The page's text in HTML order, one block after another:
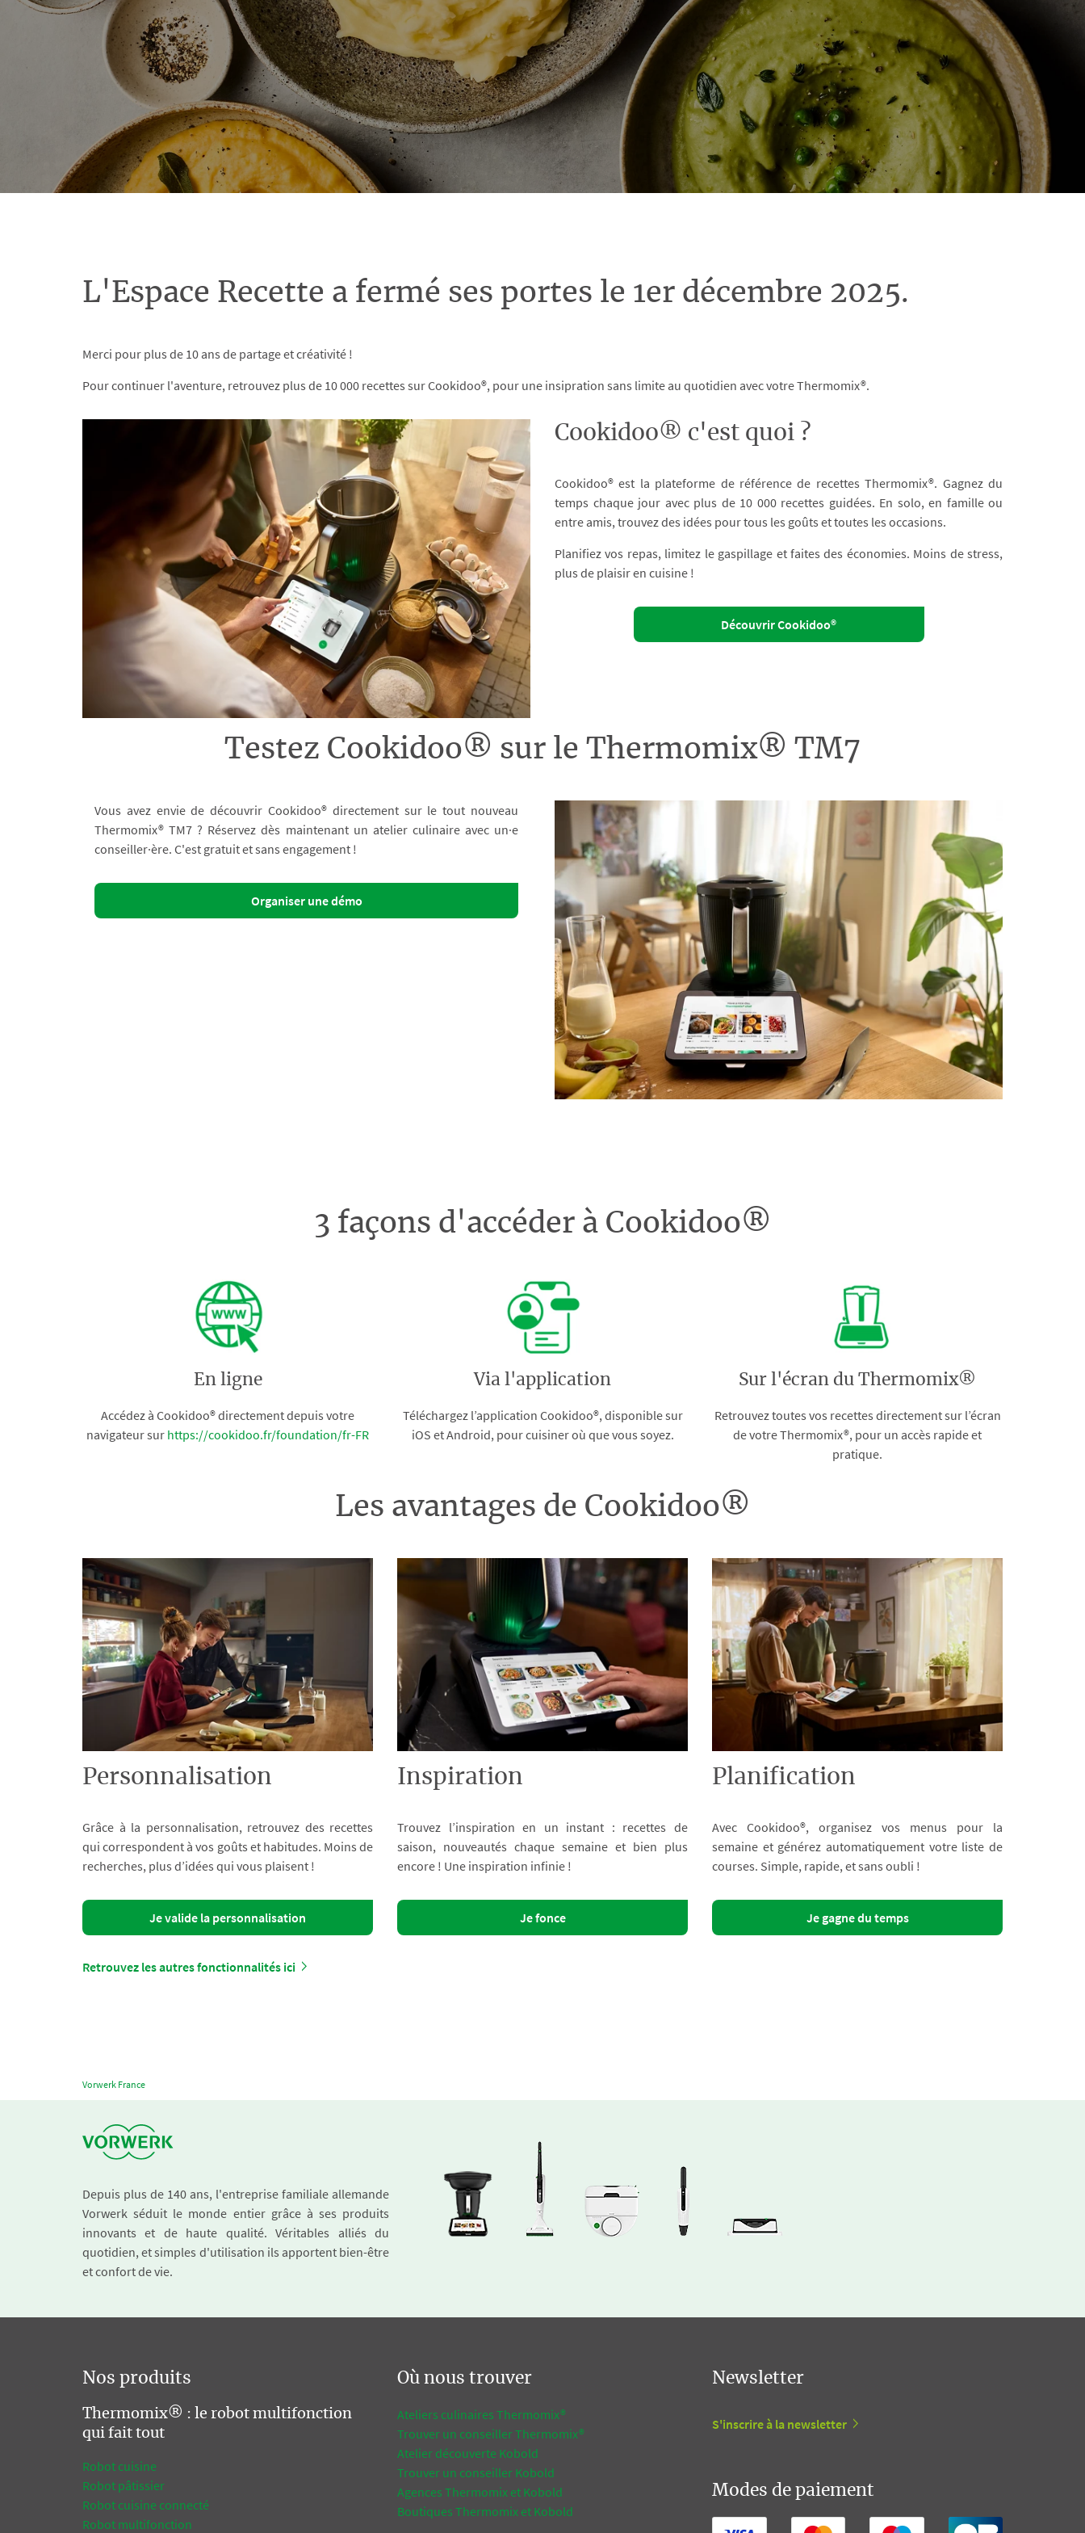
L'Espace Recette a fermé ses portes le 1er décembre 2025.
Merci pour plus de 10 ans de partage et créativité !
Pour continuer l'aventure, retrouvez plus de 10 000 recettes sur Cookidoo®, pour une insipration sans limite au quotidien avec votre Thermomix®.
Cookidoo® c'est quoi ?
Cookidoo® est la plateforme de référence de recettes Thermomix®. Gagnez du
temps chaque jour avec plus de 10 000 recettes guidées. En solo, en famille ou
entre amis, trouvez des idées pour tous les goûts et toutes les occasions.
Planifiez vos repas, limitez le gaspillage et faites des économies. Moins de stress,
plus de plaisir en cuisine !
Découvrir Cookidoo®
Testez Cookidoo® sur le Thermomix® TM7
Vous avez envie de découvrir Cookidoo® directement sur le tout nouveau
Thermomix® TM7 ? Réservez dès maintenant un atelier culinaire avec un·e
conseiller·ère. C'est gratuit et sans engagement !
Organiser une démo
3 façons d'accéder à Cookidoo®
En ligne
Accédez à Cookidoo® directement depuis votre
navigateur sur https://cookidoo.fr/foundation/fr-FR
Via l'application
Téléchargez l’application Cookidoo®, disponible sur
iOS et Android, pour cuisiner où que vous soyez.
Sur l'écran du Thermomix®
Retrouvez toutes vos recettes directement sur l’écran
de votre Thermomix®, pour un accès rapide et
pratique.
Les avantages de Cookidoo®
Personnalisation
Grâce à la personnalisation, retrouvez des recettes
qui correspondent à vos goûts et habitudes. Moins de
recherches, plus d’idées qui vous plaisent !
Je valide la personnalisation
Inspiration
Trouvez l’inspiration en un instant : recettes de
saison, nouveautés chaque semaine et bien plus
encore ! Une inspiration infinie !
Je fonce
Planification
Avec Cookidoo®, organisez vos menus pour la
semaine et générez automatiquement votre liste de
courses. Simple, rapide, et sans oubli !
Je gagne du temps
Retrouvez les autres fonctionnalités ici
Vorwerk France
Depuis plus de 140 ans, l'entreprise familiale allemande
Vorwerk séduit le monde entier grâce à ses produits
innovants et de haute qualité. Véritables alliés du
quotidien, et simples d'utilisation ils apportent bien-être
et confort de vie.
Nos produits
Thermomix® : le robot multifonction
qui fait tout
Robot cuisine
Robot pâtissier
Robot cuisine connecté
Robot multifonction
Où nous trouver
Ateliers culinaires Thermomix®
Trouver un conseiller Thermomix®
Atelier découverte Kobold
Trouver un conseiller Kobold
Agences Thermomix et Kobold
Boutiques Thermomix et Kobold
Newsletter
S'inscrire à la newsletter
Modes de paiement